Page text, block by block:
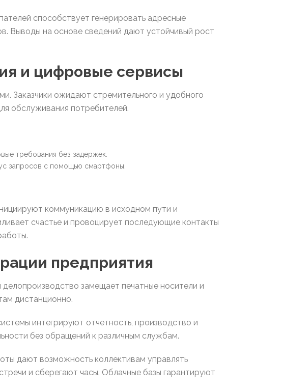
способствует генерировать адресные
Выводы на основе сведений дают устойчивый рост
и цифровые сервисы
Заказчики ожидают стремительного и удобного
обслуживания потребителей.
требования без задержек.
запросов с помощью смартфоны.
коммуникацию в исходном пути и
счастье и провоцирует последующие контакты
предприятия
замещает печатные носители и
дистанционно.
интегрируют отчетность, производство и
без обращений к различным службам.
дают возможность коллективам управлять
и сберегают часы. Облачные базы гарантируют